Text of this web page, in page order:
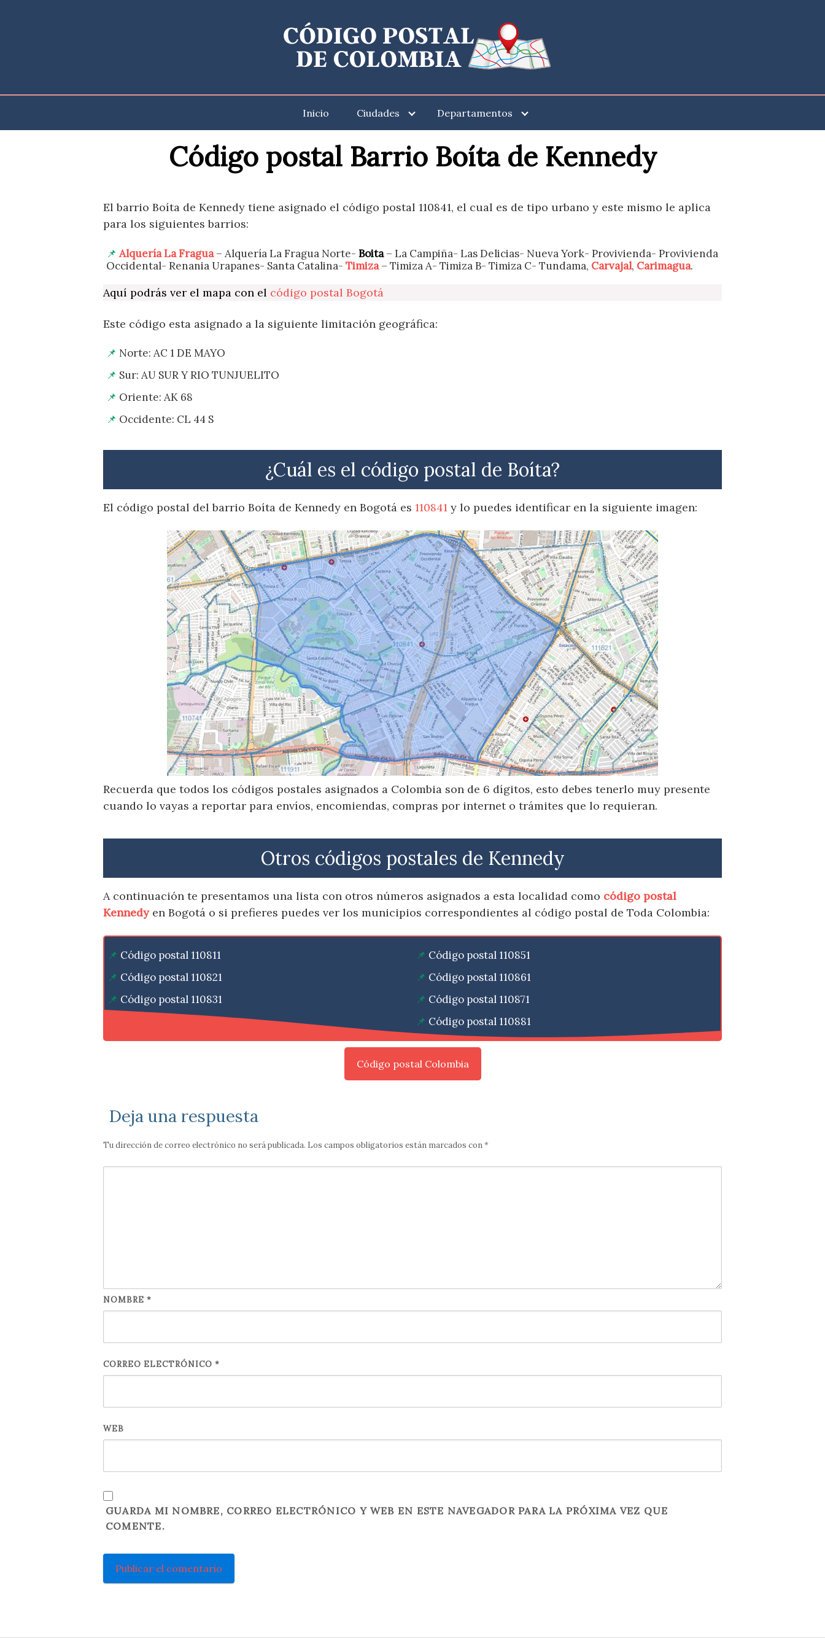
Inicio Ciudades Departamentos
Código postal Barrio Boíta de Kennedy
El barrio Boíta de Kennedy tiene asignado el código postal 110841, el cual es de tipo urbano y este mismo le aplica
para los siguientes barrios:
Alquería La Fragua– Alquería La Fragua Norte- Boita– La Campiña- Las Delicias- Nueva York- Provivienda- Provivienda
Occidental- Renania Urapanes- Santa Catalina- Timiza– Timiza A- Timiza B- Timiza C- Tundama, Carvajal, Carimagua.
Aquí podrás ver el mapa con el código postal Bogotá
Este código esta asignado a la siguiente limitación geográfica:
Norte: AC 1 DE MAYO
Sur: AU SUR Y RIO TUNJUELITO
Oriente: AK 68
Occidente: CL 44 S
¿Cuál es el código postal de Boíta?
El código postal del barrio Boíta de Kennedy en Bogotá es 110841 y lo puedes identificar en la siguiente imagen:
Recuerda que todos los códigos postales asignados a Colombia son de 6 dígitos, esto debes tenerlo muy presente
cuando lo vayas a reportar para envíos, encomiendas, compras por internet o trámites que lo requieran.
Otros códigos postales de Kennedy
A continuación te presentamos una lista con otros números asignados a esta localidad como código postal
Kennedy en Bogotá o si prefieres puedes ver los municipios correspondientes al código postal de Toda Colombia:
Código postal 110811
Código postal 110821
Código postal 110831
Código postal 110841
Código postal 110851
Código postal 110861
Código postal 110871
Código postal 110881
Código postal Colombia
Deja una respuesta
Tu dirección de correo electrónico no será publicada. Los campos obligatorios están marcados con*
NOMBRE *
CORREO ELECTRÓNICO *
WEB
GUARDA MI NOMBRE, CORREO ELECTRÓNICO Y WEB EN ESTE NAVEGADOR PARA LA PRÓXIMA VEZ QUE
COMENTE.